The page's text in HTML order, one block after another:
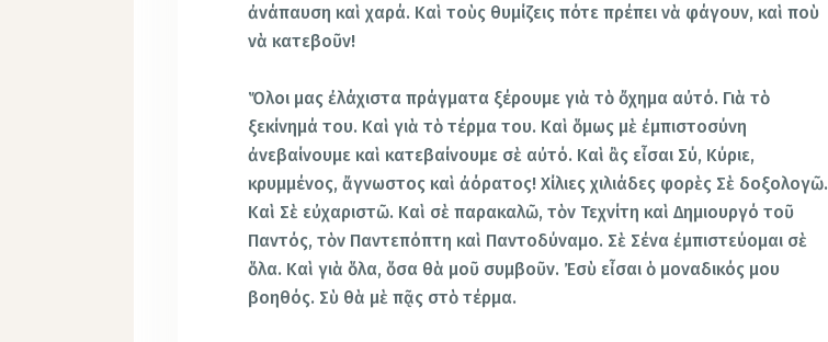
ἀνάπαυση καὶ χαρά. Καὶ τοὺς θυμίζεις πότε πρέπει νὰ φάγουν, καὶ ποὺ
νὰ κατεβοῦν!
Ὅλοι μας ἐλάχιστα πράγματα ξέρουμε γιὰ τὸ ὄχημα αὐτό. Γιὰ τὸ
ξεκίνημά του. Καὶ γιὰ τὸ τέρμα του. Καὶ ὅμως μὲ ἐμπιστοσύνη
ἀνεβαίνουμε καὶ κατεβαίνουμε σὲ αὐτό. Καὶ ἂς εἶσαι Σύ, Κύριε,
κρυμμένος, ἄγνωστος καὶ ἀόρατος! Χίλιες χιλιάδες φορὲς Σὲ δοξολογῶ.
Καὶ Σὲ εὐχαριστῶ. Καὶ σὲ παρακαλῶ, τὸν Τεχνίτη καὶ Δημιουργό τοῦ
Παντός, τὸν Παντεπόπτη καὶ Παντοδύναμο. Σὲ Σένα ἐμπιστεύομαι σὲ
ὅλα. Καὶ γιὰ ὅλα, ὅσα θὰ μοῦ συμβοῦν. Ἐσὺ εἶσαι ὁ μοναδικός μου
βοηθός. Σὺ θὰ μὲ πᾷς στὸ τέρμα.